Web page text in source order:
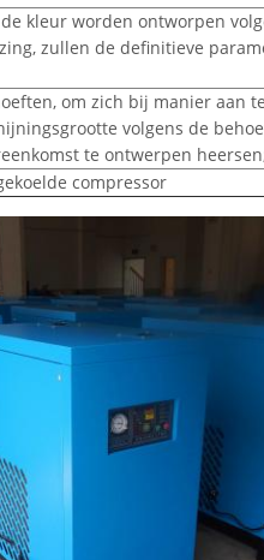
kleur worden ontworpen
zullen de definitieve
om zich bij manier aan
volgens de
te ontwerpen
compressor